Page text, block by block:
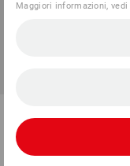
a partire da 27,94 €
Maggiori informazioni, vedi